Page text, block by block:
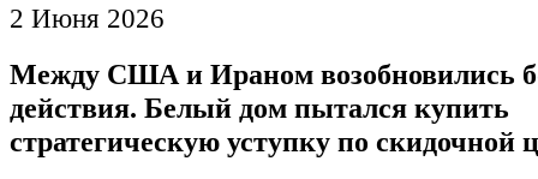
2 Июня 2026
Между США и Ираном возобновились
действия. Белый дом пытался купить
стратегическую уступку по скидочной